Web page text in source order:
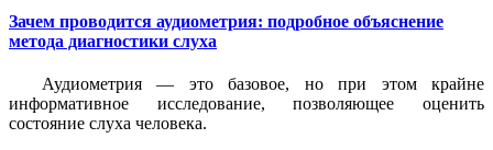
Зачем проводится аудиометрия: подробное объяснение
метода диагностики слуха
Аудиометрия — это базовое, но при этом крайне
информативное исследование, позволяющее оценить
состояние слуха человека.